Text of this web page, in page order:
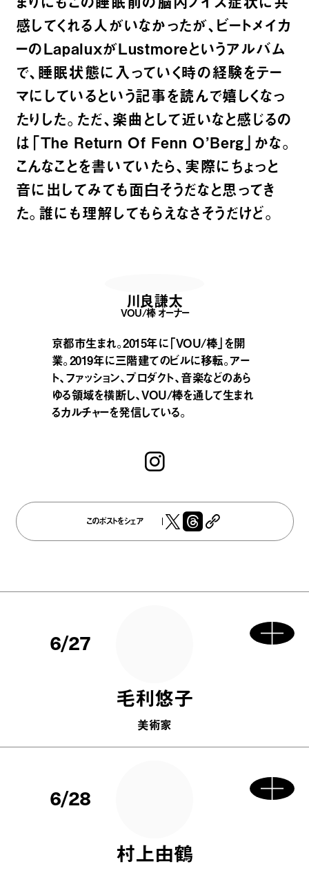
感してくれる人がいなかったが、ビートメイカ
ーのLapaluxがLustmoreというアルバム
で、睡眠状態に入っていく時の経験をテー
マにしているという記事を読んで嬉しくなっ
たりした。ただ、楽曲として近いなと感じるの
は「The Return Of Fenn O’Berg」かな。
こんなことを書いていたら、実際にちょっと
音に出してみても面白そうだなと思ってき
た。誰にも理解してもらえなさそうだけど。
川良謙太
VOU/棒 オーナー
京都市生まれ。2015年に「VOU/棒」を開
業。2019年に三階建てのビルに移転。アー
ト、ファッション、プロダクト、音楽などのあら
ゆる領域を横断し、VOU/棒を通して生まれ
るカルチャーを発信している。
このポストをシェア
6/27
毛利悠子
美術家
6/28
村上由鶴